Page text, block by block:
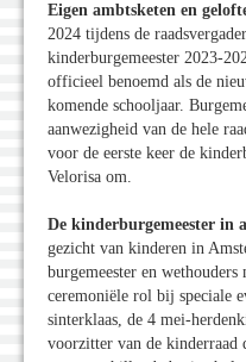
Eigen ambtsketen en
2024 tijdens de
kinderburgemeester 2023-
officieel benoemd als de
komende schooljaar.
aanwezigheid van de hele
voor de eerste keer de
Velorisa om.
De kinderburgemeester in
gezicht van kinderen in
burgemeester en wethouders
ceremoniële rol bij speciale
sinterklaas, de 4 mei-
voorzitter van de kinderraad